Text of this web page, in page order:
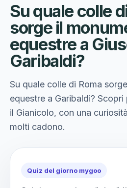
Su quale colle
sorge il
equestre a
Garibaldi?
Su quale colle di Roma
equestre a Garibaldi?
il Gianicolo, con una
molti cadono.
Quiz del giorno mygoo